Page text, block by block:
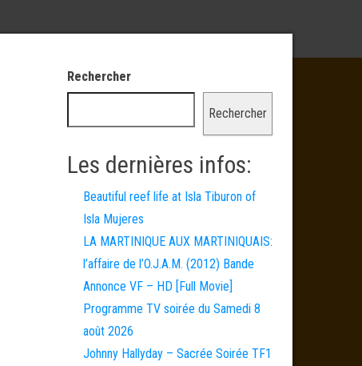
Rechercher
Rechercher
Les dernières infos:
Beautiful reef life at Isla Tiburon of
Isla Mujeres
LA MARTINIQUE AUX MARTINIQUAIS:
l’affaire de l’O.J.A.M. (2012) Bande
Annonce VF – HD [Full Movie]
Programme TV soirée du Samedi 8
août 2026
Johnny Hallyday – Sacrée Soirée TF1